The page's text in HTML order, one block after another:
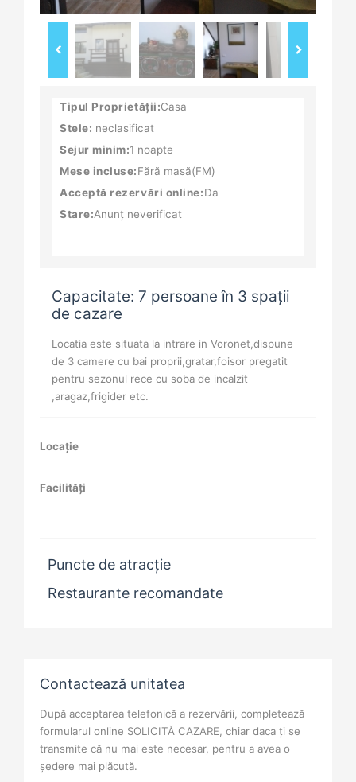
Tipul Proprietății:Casa
Stele: neclasificat
Sejur minim:1 noapte
Mese incluse:Fără masă(FM)
Acceptă rezervări online:Da
Stare:Anunț neverificat
Capacitate: 7 persoane în 3 spații
de cazare
Locatia este situata la intrare in Voronet,dispune
de 3 camere cu bai proprii,gratar,foisor pregatit
pentru sezonul rece cu soba de incalzit
,aragaz,frigider etc.
Locație
Facilități
Puncte de atracție
Restaurante recomandate
Contactează unitatea
După acceptarea telefonică a rezervării, completează
formularul online SOLICITĂ CAZARE, chiar daca ți se
transmite că nu mai este necesar, pentru a avea o
ședere mai plăcută.